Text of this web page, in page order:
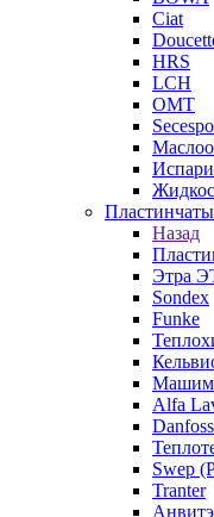
Ciat
HRS
LCH
OMT
Назад
Этра
Sondex
Funke
Alfa
Danfoss
Swep
Tranter